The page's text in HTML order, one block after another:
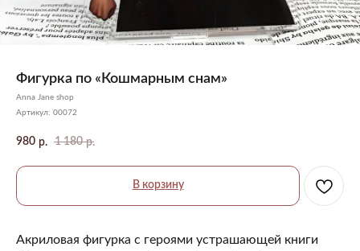
Фигурка по «Кошмарным снам»
Anna Jane shop
Артикул: 00072
980 р. 1 180 р.
В корзину
Акриловая фигурка с героями устрашающей книги